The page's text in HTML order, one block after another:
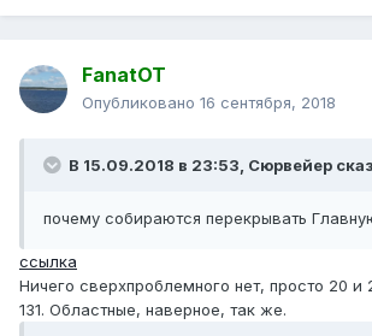
FanatOT
Опубликовано 16 сентября, 2018
В 15.09.2018 в 23:53, Сюрвейер
почему собираются перекрывать
ссылка
Ничего сверхпроблемного нет, просто 20 и
131. Областные, наверное, так же.